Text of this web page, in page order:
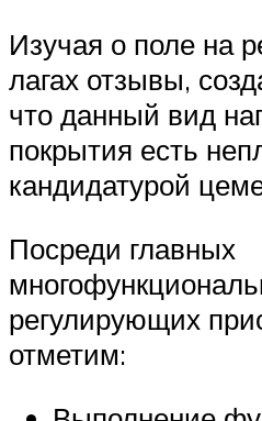
Изучая о поле на
лагах отзывы,
что данный вид
покрытия есть
кандидатурой
Посреди главных
регулирующих
отметим: